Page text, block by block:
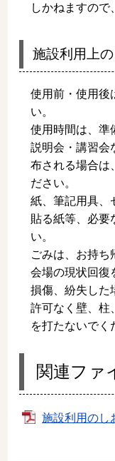
しかねますので
施設利用上
使用前・使用後
い。
使用時間は、準
説明会・講習会
布される場合は
ださい。
紙、筆記用具、
貼る紙等、必要
い。
ごみは、お持ち
会場の現状回復
損傷、紛失した
許可なく壁、柱
を打たないでく
関連ファ
施設利用のし